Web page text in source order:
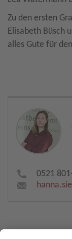
Zu den ersten
Elisabeth Büsch
alles Gute für
0521